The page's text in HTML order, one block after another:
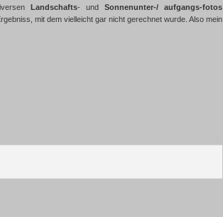
Landschafts- undSonnenunter-/ aufgangs-fotos
mit dem vielleicht gar nicht gerechnet wurde. Also mein